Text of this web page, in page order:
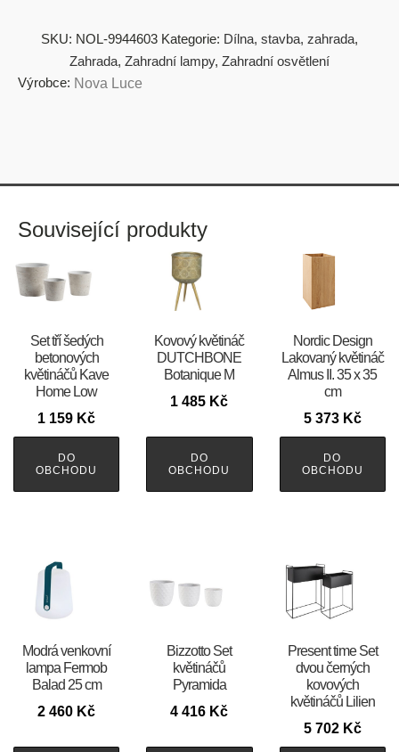
SKU: NOL-9944603 Kategorie: Dílna, stavba, zahrada,
Zahrada, Zahradní lampy, Zahradní osvětlení
Výrobce: Nova Luce
Související produkty
Set tří šedých
betonových
květináčů Kave
Home Low
1 159 Kč
DO
OBCHODU
Kovový květináč
DUTCHBONE
Botanique M
1 485 Kč
DO
OBCHODU
Nordic Design
Lakovaný květináč
Almus II. 35 x 35
cm
5 373 Kč
DO
OBCHODU
Modrá venkovní
lampa Fermob
Balad 25 cm
2 460 Kč
Bizzotto Set
květináčů
Pyramida
4 416 Kč
Present time Set
dvou černých
kovových
květináčů Lilien
5 702 Kč